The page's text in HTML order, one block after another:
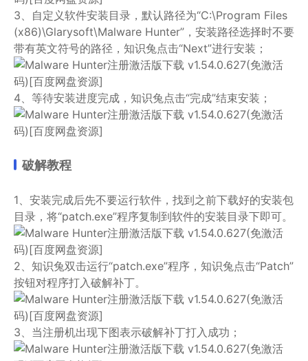
3、自定义软件安装目录，默认路径为“C:\Program Files
(x86)\Glarysoft\Malware Hunter”，安装路径选择时不要
带有英文符号的路径，知识兔点击“Next”进行安装；
4、等待安装进度完成，知识兔点击“完成”结束安装；
破解教程
1、安装完成后先不要运行软件，找到之前下载好的安装包
目录，将“patch.exe”程序复制到软件的安装目录下即可。
2、知识兔双击运行“patch.exe”程序，知识兔点击“Patch”
按钮对程序打入破解补丁。
3、当注册机出现下图表示破解补丁打入成功；